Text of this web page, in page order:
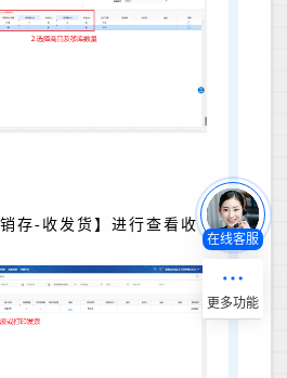
存-收发货】进行查看收
在线客服